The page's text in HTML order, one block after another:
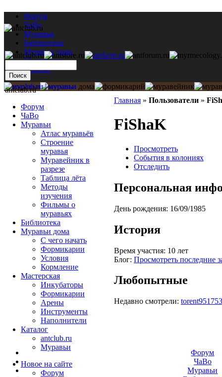
Форум
ЧаВо
Муравьи
Библиотека
Муравьи дома
Мастерская
Каталог
Главная » Пользователи »
FiShaK
Просмотреть
События в колониях
Отследить
Персональная
День рождения: 16/09/1985
История
Время участия: 10 лет
Блог: Просмотреть последние
Любопытные
Недавно смотрели:
antclub.ru
Форум
ЧаВо
Муравьи
Атлас муравьёв
Строение
муравья
Муравейник в
разрезе
Таблица лёта
Методы
изучения
Фильмы о
муравьях
Библиотека
Муравьи дома
С чего начать
Формикарии
Условия
Кормление
Мастерская
Инкубаторы
Формикарии
Арены
Инструменты
Наполнители
Каталог
antclub.ru
Муравьи
Новое на сайте
Форум
Форум
ЧаВо
Муравьи